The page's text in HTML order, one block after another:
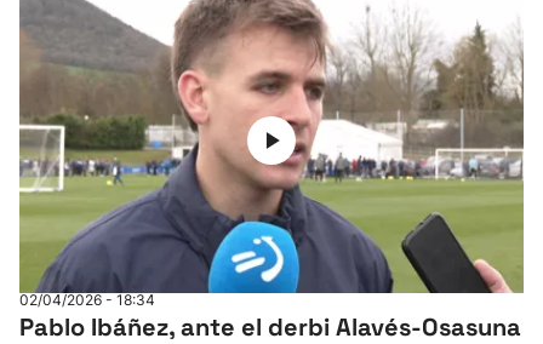
02/04/2026 - 18:34
Pablo Ibáñez, ante el derbi Alavés-Osasuna